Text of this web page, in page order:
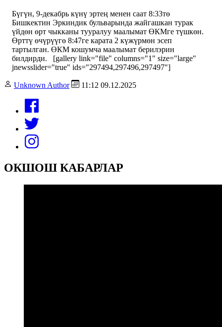
Бүгүн, 9-декабрь күнү эртең менен саат 8:33тө
Бишкектин Эркиндик бульварында жайгашкан турак
үйдөн өрт чыкканы тууралуу маалымат ӨКМге түшкөн.
Өрттү өчүрүүгө 8:47ге карата 2 күжүрмөн эсеп
тартылган. ӨКМ кошумча маалымат берилэрин
билдирди. [gallery link="file" columns="1" size="large"
jnewsslider="true" ids="297494,297496,297497"]
Unknown Author 11:12 09.12.2025
ОКШОШ КАБАРЛАР